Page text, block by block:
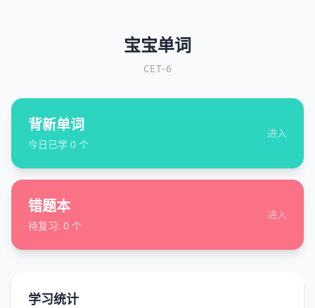
宝宝单词
CET-6
背新单词
今日已学 0 个
进入
错题本
待复习: 0 个
进入
学习统计